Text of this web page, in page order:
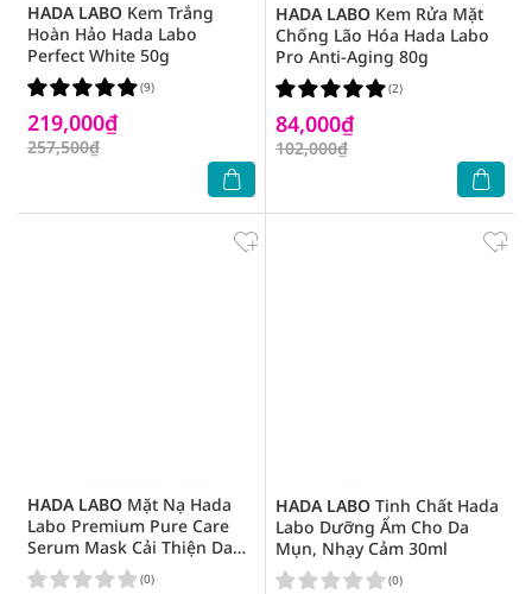
HADA LABO Kem Trắng
Hoàn Hảo Hada Labo
Perfect White 50g
219,000₫
257,500₫
(9)
HADA LABO Kem Rửa Mặt
Chống Lão Hóa Hada Labo
Pro Anti-Aging 80g
84,000₫
102,000₫
(2)
HADA LABO Mặt Nạ Hada
Labo Premium Pure Care
Serum Mask Cải Thiện Da
Mụn 23g
(0)
HADA LABO Tinh Chất Hada
Labo Dưỡng Ẩm Cho Da
Mụn, Nhạy Cảm 30ml
(0)